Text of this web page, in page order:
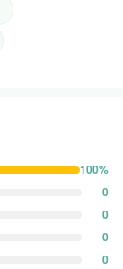
100%
0
0
0
0